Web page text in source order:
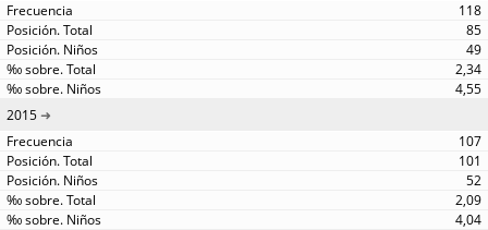
118
85
49
2,34
4,55
2015
107
101
52
2,09
4,04